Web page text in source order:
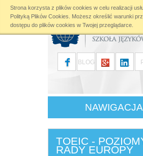
tel. 32 256 10 40
tel. 32 781 77 81
biuro@lingua-
adres:Katowice, ul.
BLOG
NAWIGACJA
TOEIC -
RADY EUROPY
Strona korzysta z plików cookies w celu realizacji
Polityką Plików Cookies . Możesz określić warunki
dostępu do plików cookies w Twojej przeglądarce.